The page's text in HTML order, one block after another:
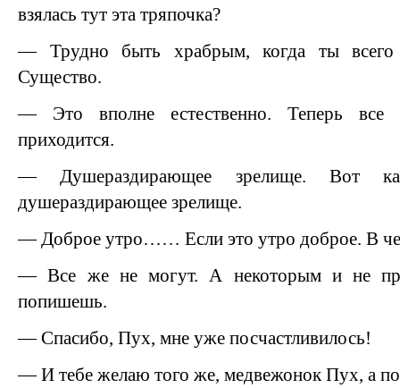
взялась тут эта тряпочка?
— Трудно быть храбрым, когда ты
Существо.
— Это вполне естественно. Теперь все
приходится.
— Душераздирающее зрелище. Вот
душераздирающее зрелище.
— Доброе утро…… Если это утро доброе. В
— Все же не могут. А некоторым и не
попишешь.
— Спасибо, Пух, мне уже посчастливилось!
— И тебе желаю того же, медвежонок Пух, а